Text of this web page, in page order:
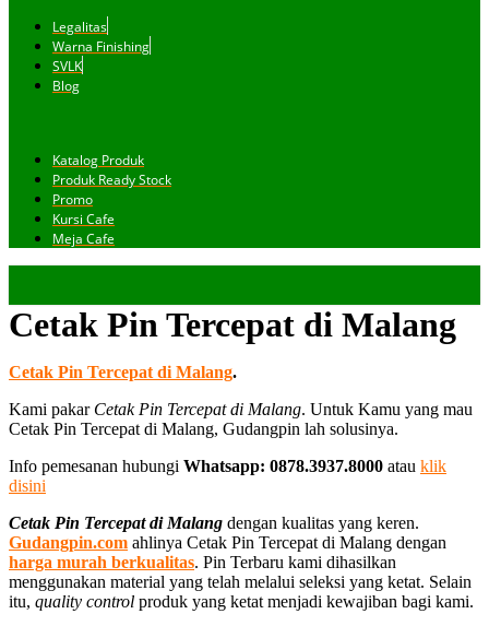
Legalitas
Warna Finishing
SVLK
Blog
Katalog Produk
Produk Ready Stock
Promo
Kursi Cafe
Meja Cafe
Cetak Pin Tercepat di Malang
Cetak Pin Tercepat di Malang.
Kami pakar Cetak Pin Tercepat di Malang. Untuk Kamu yang mau
Cetak Pin Tercepat di Malang, Gudangpin lah solusinya.
Info pemesanan hubungi Whatsapp: 0878.3937.8000 atau klik
disini
Cetak Pin Tercepat di Malang dengan kualitas yang keren.
Gudangpin.com ahlinya Cetak Pin Tercepat di Malang dengan
harga murah berkualitas. Pin Terbaru kami dihasilkan
menggunakan material yang telah melalui seleksi yang ketat. Selain
itu, quality control produk yang ketat menjadi kewajiban bagi kami.